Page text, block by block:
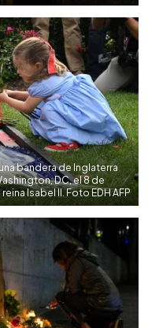
bandera de Inglaterra
DC, el 8 de
Isabel II. Foto EDH AFP